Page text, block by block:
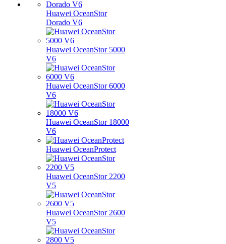
Huawei OceanStor
Dorado V6
Huawei OceanStor 5000
V6
Huawei OceanStor 6000
V6
Huawei OceanStor 18000
V6
Huawei OceanProtect
Huawei OceanStor 2200
V5
Huawei OceanStor 2600
V5